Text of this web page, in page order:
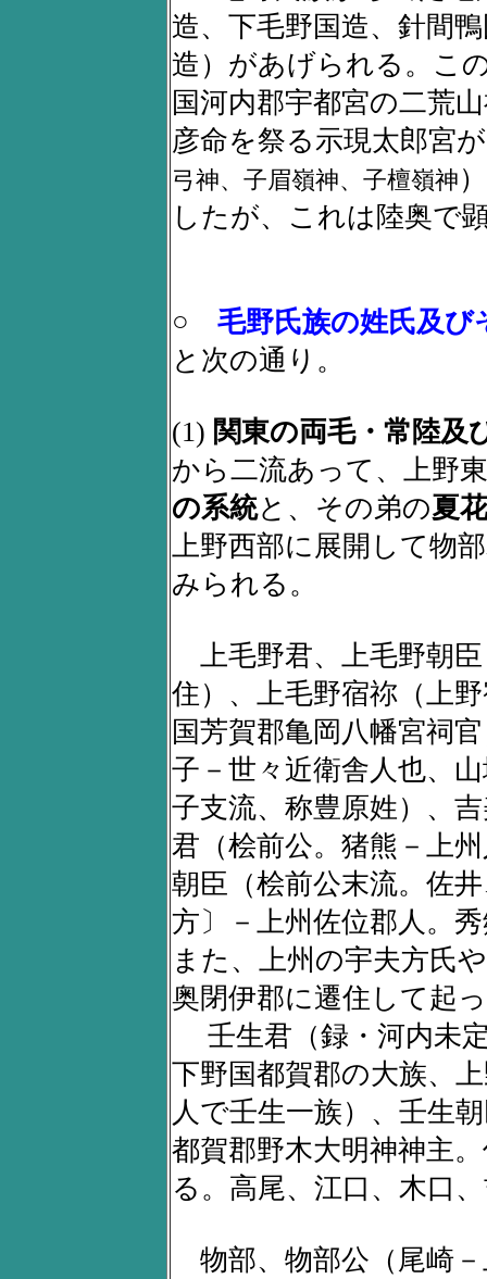
造、下毛野国造、針間
造）があげられる。こ
国河内郡宇都宮の二荒
彦命を祭る示現太郎宮
弓神、子眉嶺神、子檀嶺神
したが、これは陸奥で
○ 毛野氏族の姓氏及
と次の通り。
(1) 関東の両毛・常陸及
から二流あって、上野
の系統と、その弟の夏
上野西部に展開して物
みられる。
上毛野君、上毛野朝
住）、上毛野宿祢（上
国芳賀郡亀岡八幡宮祠
子－世々近衛舎人也、
子支流、称豊原姓）、
君（桧前公。猪熊－上
朝臣（桧前公末流。佐
方〕－上州佐位郡人。
また、上州の宇夫方氏
奥閉伊郡に遷住して起
壬生君（録・河内未
下野国都賀郡の大族、
人で壬生一族）、壬生
都賀郡野木大明神神主
る。高尾、江口、木口
物部、物部公（尾崎